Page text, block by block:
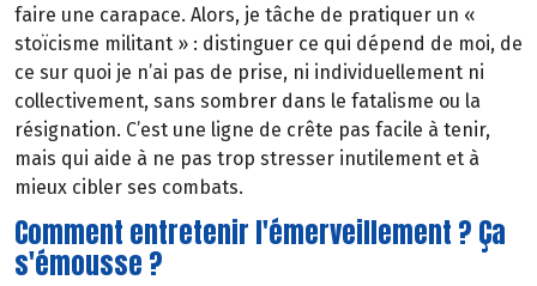
faire une carapace. Alors, je tâche de pratiquer un «
stoïcisme militant » : distinguer ce qui dépend de moi, de
ce sur quoi je n’ai pas de prise, ni individuellement ni
collectivement, sans sombrer dans le fatalisme ou la
résignation. C’est une ligne de crête pas facile à tenir,
mais qui aide à ne pas trop stresser inutilement et à
mieux cibler ses combats.
Comment entretenir l'émerveillement ? Ça
s'émousse ?